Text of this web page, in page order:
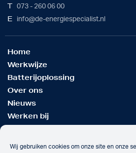
Wij gebruiken cookies om onze site en onze
T 073 - 260 06 00
E info@de-energiespecialist.nl
Home
Werkwijze
Batterijoplossing
Over ons
Nieuws
Werken bij